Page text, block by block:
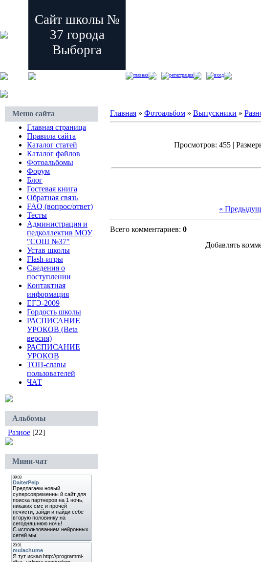
Сайт школы №
37 города
Выборга
главная регистрация вход
Меню сайта
Главная страница
Правила сайта
Каталог статей
Каталог файлов
Фотоальбомы
Форум
Блог
Гостевая книга
Обратная связь
FAQ (вопрос/ответ)
Тесты
Администрация и
педколлектив МОУ
"СОШ №37"
Устав школы
Flash-игры
Сведения о
поступлении
Контактная
информация
ЕГЭ-2009
Гордость школы
РАСПИСАНИЕ
УРОКОВ (Beta
версия)
РАСПИСАНИЕ
УРОКОВ
ТОП-славы
пользователей
ЧАТ
Альбомы
Разное [22]
Мини-чат
Главная » Фотоальбом » Выпускники »
Просмотров: 455 |
«
Всего комментариев: 0
Добавлять